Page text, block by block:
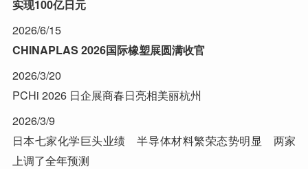
实现100亿日元
2026/6/15
CHINAPLAS 2026国际橡塑展圆满收官
2026/3/20
PCHi 2026 日企展商春日亮相美丽杭州
2026/3/9
日本七家化学巨头业绩 半导体材料繁荣态势明显 两家
上调了全年预测